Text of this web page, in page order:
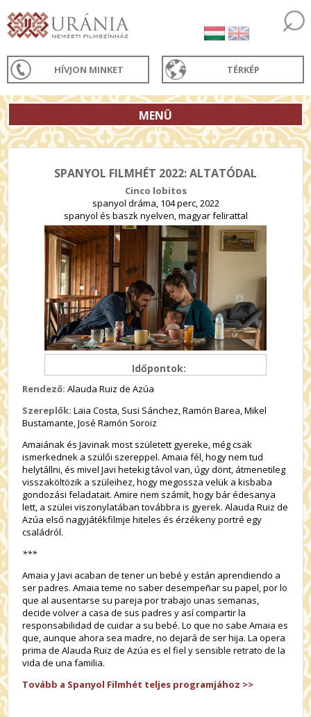
HÍVJON MINKET TÉRKÉP
MENÜ
SPANYOL FILMHÉT 2022: ALTATÓDAL
Cinco lobitos
spanyol dráma, 104 perc, 2022
spanyol és baszk nyelven, magyar felirattal
Időpontok:
Rendező: Alauda Ruiz de Azúa
Szereplők: Laia Costa, Susi Sánchez, Ramón Barea, Mikel
Bustamante, José Ramón Soroiz
Amaiának és Javinak most született gyereke, még csak
ismerkednek a szülői szereppel. Amaia fél, hogy nem tud
helytállni, és mivel Javi hetekig távol van, úgy dönt, átmenetileg
visszaköltözik a szüleihez, hogy megossza velük a kisbaba
gondozási feladatait. Amire nem számít, hogy bár édesanya
lett, a szülei viszonylatában továbbra is gyerek. Alauda Ruiz de
Azúa első nagyjátékfilmje hiteles és érzékeny portré egy
családról.
***
Amaia y Javi acaban de tener un bebé y están aprendiendo a
ser padres. Amaia teme no saber desempeñar su papel, por lo
que al ausentarse su pareja por trabajo unas semanas,
decide volver a casa de sus padres y así compartir la
responsabilidad de cuidar a su bebé. Lo que no sabe Amaia es
que, aunque ahora sea madre, no dejará de ser hija. La opera
prima de Alauda Ruiz de Azúa es el fiel y sensible retrato de la
vida de una familia.
Tovább a Spanyol Filmhét teljes programjához >>